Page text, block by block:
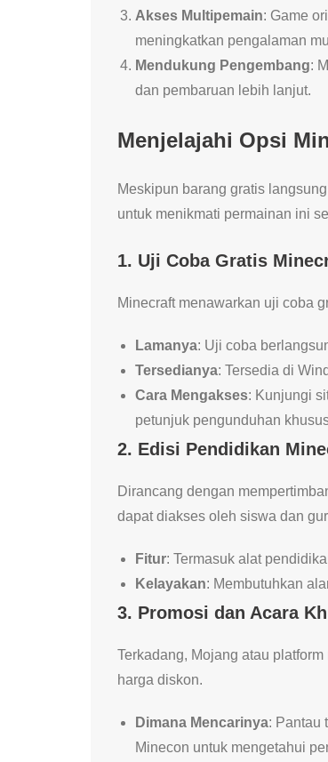
Akses Multipemain: Game
meningkatkan pengalaman
Mendukung Pengembang:
dan pembaruan lebih lanjut.
Menjelajahi Opsi
Meskipun barang gratis
untuk menikmati permainan ini
1. Uji Coba Gratis
Minecraft menawarkan uji coba
Lamanya: Uji coba
Tersedianya: Tersedia di
Cara Mengakses: Kunjungi
petunjuk pengunduhan
2. Edisi Pendidikan
Dirancang dengan
dapat diakses oleh siswa dan
Fitur: Termasuk alat
Kelayakan: Membutuhkan
3. Promosi dan Acara
Terkadang, Mojang atau
harga diskon.
Dimana Mencarinya: Pantau
Minecon untuk mengetahui